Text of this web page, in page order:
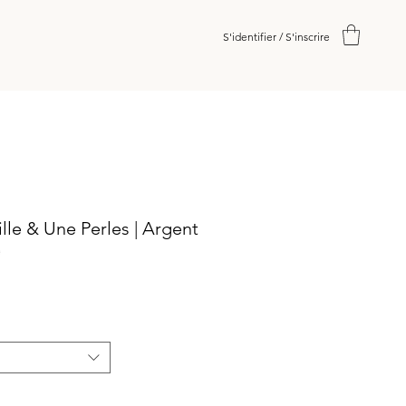
S'identifier / S'inscrire
& Une Perles | Argent